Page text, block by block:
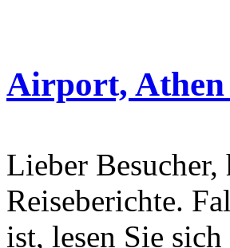
Airport, Athen
Lieber
Reiseberichte.
ist, lesen Sie